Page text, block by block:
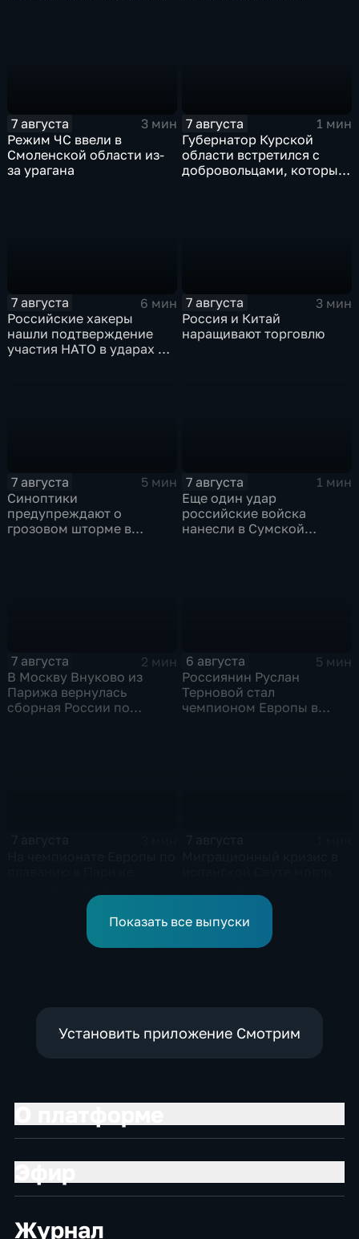
7 августа
3 мин
Режим ЧС ввели в
Смоленской области из-
за урагана
7 августа
1 мин
Губернатор Курской
области встретился с
добровольцами, которые
7 августа
6 мин
Российские хакеры
нашли подтверждение
участия НАТО в ударах по
7 августа
3 мин
Россия и Китай
наращивают торговлю
7 августа
5 мин
Синоптики
предупреждают о
грозовом шторме в
7 августа
1 мин
Еще один удар
российские войска
нанесли в Сумской
7 августа
2 мин
В Москву Внуково из
Парижа вернулась
сборная России по
6 августа
5 мин
Россиянин Руслан
Терновой стал
чемпионом Европы в
соревнования по хай-
спецслужбы Израиля
Показать все выпуски
Установить приложение Смотрим
Журнал